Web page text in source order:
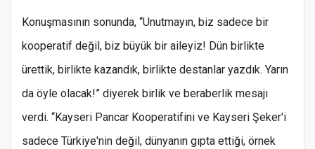
Konuşmasının sonunda, “Unutmayın, biz sadece bir
kooperatif değil, biz büyük bir aileyiz! Dün birlikte
ürettik, birlikte kazandık, birlikte destanlar yazdık. Yarın
da öyle olacak!” diyerek birlik ve beraberlik mesajı
verdi. “Kayseri Pancar Kooperatifini ve Kayseri Şeker'i
sadece Türkiye'nin değil, dünyanın gıpta ettiği, örnek